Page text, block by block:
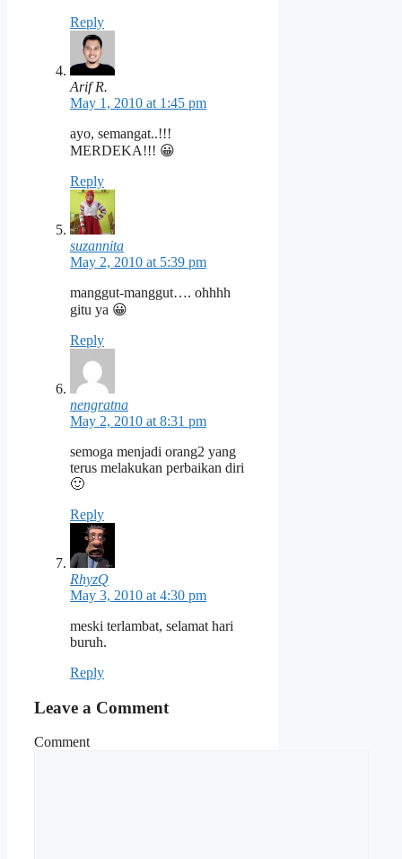
Reply
Arif R.
May 1, 2010 at 1:45 pm
ayo, semangat..!!!
MERDEKA!!! 😀
Reply
suzannita
May 2, 2010 at 5:39 pm
manggut-manggut…. ohhhh
gitu ya 😀
Reply
nengratna
May 2, 2010 at 8:31 pm
semoga menjadi orang2 yang
terus melakukan perbaikan diri
🙂
Reply
RhyzQ
May 3, 2010 at 4:30 pm
meski terlambat, selamat hari
buruh.
Reply
Leave a Comment
Comment